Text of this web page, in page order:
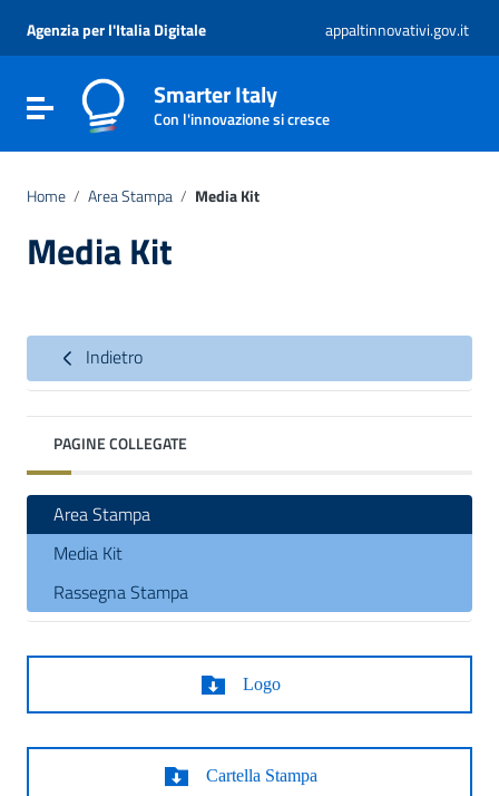
Vai al menu di navigazione
Vai al footer
Agenzia per l'Italia Digitale appaltinnovativi.gov.it
Attiva / disattiva la navigazione
Smarter Italy
Con l'innovazione si cresce
Home / Area Stampa / Media Kit
Media Kit
Indietro
PAGINE COLLEGATE
Area Stampa
Media Kit
Rassegna Stampa
Logo
Cartella Stampa